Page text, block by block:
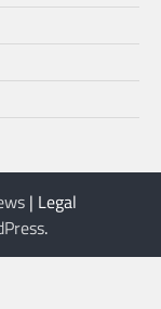
| Legal
.